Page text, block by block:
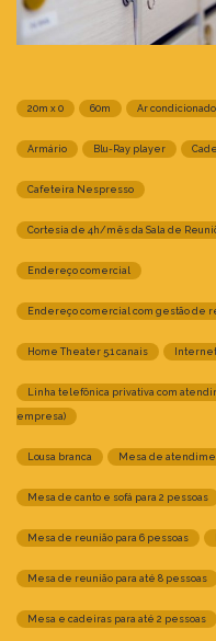
20m x 0 60m Ar
Armário Blu-Ray player
Cafeteira Nespresso
Cortesia de 4h/mês da Sala de
Endereço comercial
Endereço comercial com gestão de
Home Theater 5.1 canais
Linha telefônica privativa com
empresa)
Lousa branca Mesa de
Mesa de canto e sofá para 2 pessoas
Mesa de reunião para 6 pessoas
Mesa de reunião para até 8 pessoas
Mesa e cadeiras para até 2 pessoas